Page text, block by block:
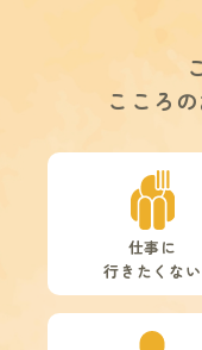
こころ
仕事に
行きたくない